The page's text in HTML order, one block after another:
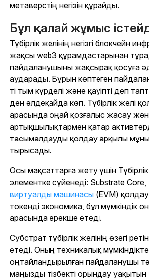
метаверстің негізін құрайды.
Бұл қалай жұмыс
Түбірлік желінің негізгі блокчейн
жақсы web3 құрамдастарынан
пайдаланушыны жақсырақ қосуға
аударады. Бұрын көптеген
ті тым күрделі және қауіпті деп
ден әлдеқайда көп. Түбірлік желі
арасында оңай қозғалыс жасау
артықшылықтармен қатар
тасымалдауды қолдау арқылы мұны
тырысады.
Осы мақсаттарға жету үшін Түбірлік
элементке сүйенеді: Substrate Core,
виртуалды машинасы (EVM)
токенді экономика, бұл мүмкіндік
арасында ерекше етеді.
Субстрат түбірлік желінің өзегі
етеді. Оның техникалық
оңтайландырылған пайдаланушы
маңызды тізбекті орындау